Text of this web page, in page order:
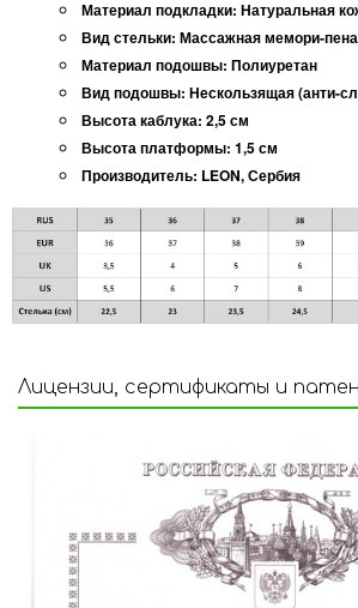
Материал подкладки: Натуральная
Вид стельки: Массажная мемори-пена
Материал подошвы: Полиуретан
Вид подошвы: Нескользящая (анти-
Высота каблука: 2,5 см
Высота платформы: 1,5 см
Производитель: LEON, Сербия
Лицензии, сертификаты и